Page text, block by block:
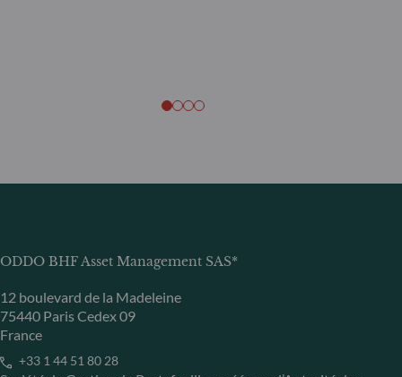
ODDO BHF Asset Management SAS*
12 boulevard de la Madeleine
75440 Paris Cedex 09
France
+33 1 44 51 80 28